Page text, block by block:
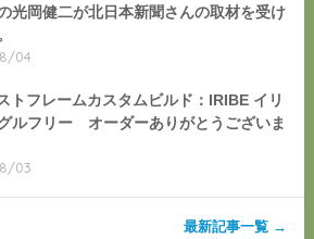
光岡健二が北日本新聞さんの取材を受け
04
トフレームカスタムビルド：IRIBE イリ
ルフリー オーダーありがとうございま
03
最新記事一覧 →